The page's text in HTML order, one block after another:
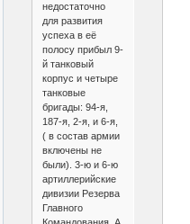
недостаточно
для развития
успеха в её
полосу прибыл 9-
й танковый
корпус и четыре
танковые
бригады: 94-я,
187-я, 2-я, и 6-я,
( в состав армии
включены не
были). 3-ю и 6-ю
артиллерийские
дивизии Резерва
Главного